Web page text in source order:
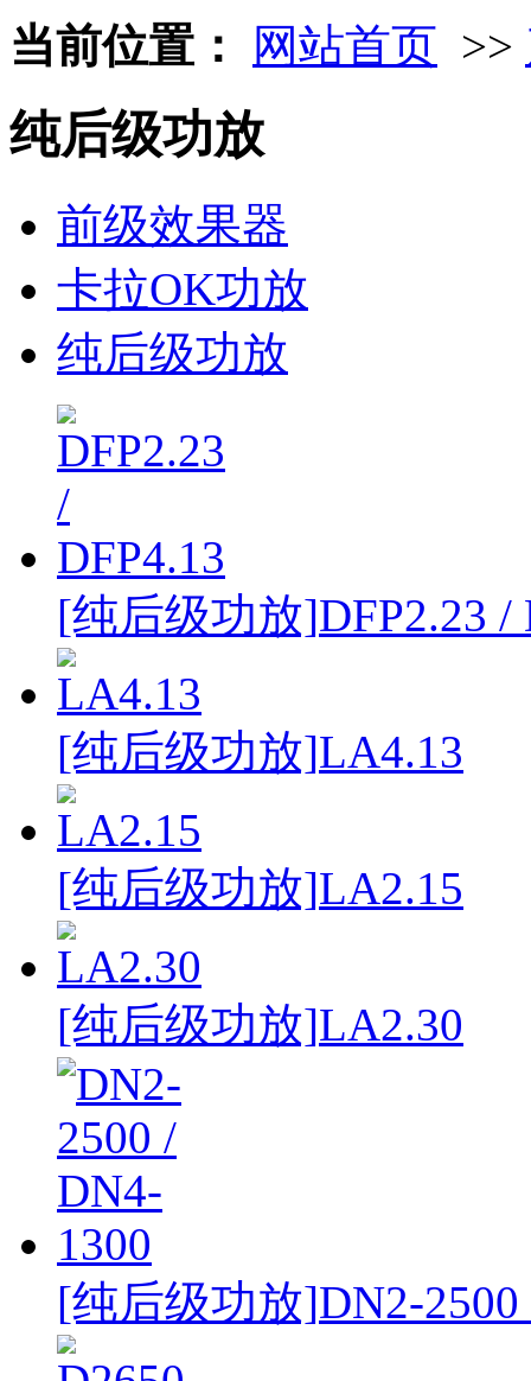
当前位置： 网站首页 >>
纯后级功放
前级效果器
卡拉OK功放
纯后级功放
[纯后级功放]DFP2.23 /
[纯后级功放]LA4.13
[纯后级功放]LA2.15
[纯后级功放]LA2.30
[纯后级功放]DN2-